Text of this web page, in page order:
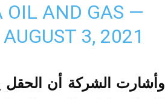
OIL AND GAS
AUGUST 3, 2021
وأشارت الشركة أن الحقل